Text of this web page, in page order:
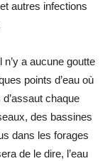
autres infections
a aucune goutte
points d’eau où
chaque
des bassines
dans les forages
de le dire, l’eau